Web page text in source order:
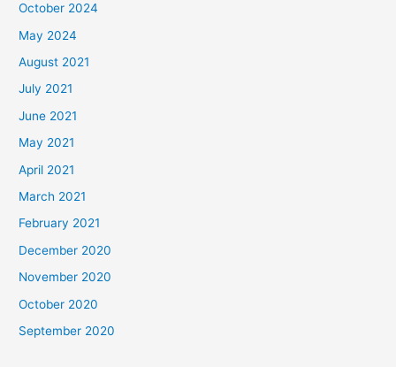
October 2024
May 2024
August 2021
July 2021
June 2021
May 2021
April 2021
March 2021
February 2021
December 2020
November 2020
October 2020
September 2020